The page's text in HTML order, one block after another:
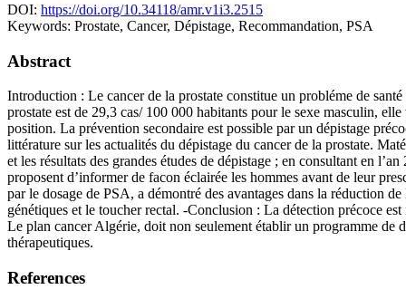
DOI: https://doi.org/10.34118/amr.v1i3.2515
Keywords: Prostate, Cancer, Dépistage, Recommandation, PSA
Abstract
Introduction : Le cancer de la prostate constitue un probléme de
prostate est de 29,3 cas/ 100 000 habitants pour le sexe masculin,
position. La prévention secondaire est possible par un dépistage
littérature sur les actualités du dépistage du cancer de la prostate.
et les résultats des grandes études de dépistage ; en consultant en
proposent d’informer de facon éclairée les hommes avant de leur
par le dosage de PSA, a démontré des avantages dans la réduction
génétiques et le toucher rectal. -Conclusion : La détection précoce
Le plan cancer Algérie, doit non seulement établir un programme de
thérapeutiques.
References